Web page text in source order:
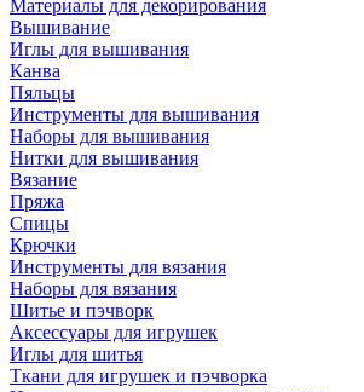
Материалы для декорирования
Вышивание
Иглы для вышивания
Канва
Пяльцы
Инструменты для вышивания
Наборы для вышивания
Нитки для вышивания
Вязание
Пряжа
Спицы
Крючки
Инструменты для вязания
Наборы для вязания
Шитье и пэчворк
Аксессуары для игрушек
Иглы для шитья
Ткани для игрушек и пэчворка